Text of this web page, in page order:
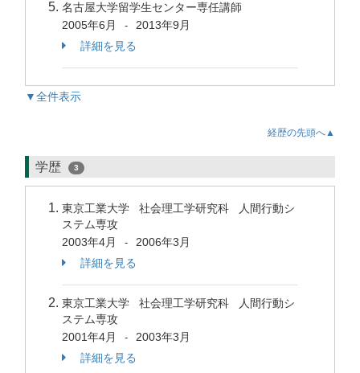
名古屋大学留学生センター専任講師
2005年6月
-
2013年9月
詳細を見る
▼全件表示
経歴の先頭へ▲
学歴 3
東京工業大学 社会理工学研究科 人間行動シ
ステム専攻
2003年4月
-
2006年3月
詳細を見る
東京工業大学 社会理工学研究科 人間行動シ
ステム専攻
2001年4月
-
2003年3月
詳細を見る